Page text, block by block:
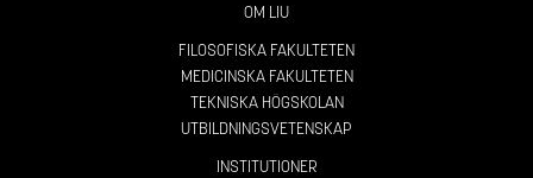
OM LIU
FILOSOFISKA FAKULTETEN
MEDICINSKA FAKULTETEN
TEKNISKA HÖGSKOLAN
UTBILDNINGSVETENSKAP
INSTITUTIONER